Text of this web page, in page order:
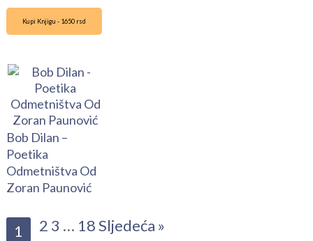
Kupi Knjigu - 1650 rsd
Bob Dilan –
Poetika
Odmetništva Od
Zoran Paunović
1 2 3 … 18Sljedeća »